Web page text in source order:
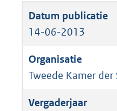
14-06-2013
Tweede Kamer